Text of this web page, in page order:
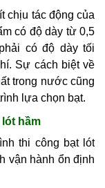
chịu tác động của
có độ dày từ 0,5
có độ dày tối
Sự cách biệt về
trong nước cũng
lựa chọn bạt.
hầm
thi công bạt lót
vận hành ổn định